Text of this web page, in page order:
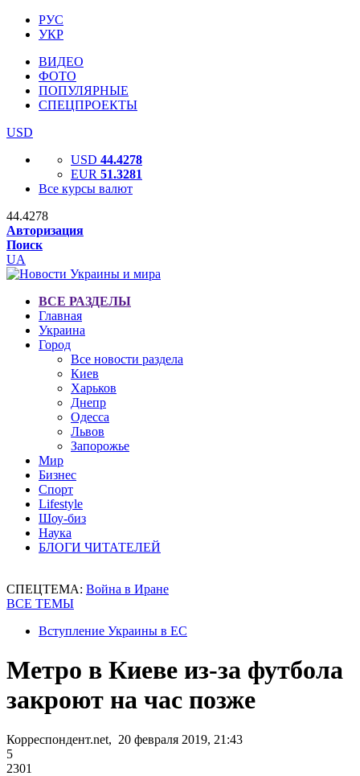
РУС
УКР
ВИДЕО
ФОТО
ПОПУЛЯРНЫЕ
СПЕЦПРОЕКТЫ
USD
USD 44.4278
EUR 51.3281
Все курсы валют
44.4278
Авторизация
Поиск
UA
ВСЕ РАЗДЕЛЫ
Главная
Украина
Город
Все новости раздела
Киев
Харьков
Днепр
Одесса
Львов
Запорожье
Мир
Бизнес
Спорт
Lifestyle
Шоу-биз
Наука
БЛОГИ ЧИТАТЕЛЕЙ
СПЕЦТЕМА: Война в Иране
ВСЕ ТЕМЫ
Вступление Украины в ЕС
Метро в Киеве из-за футбола
закроют на час позже
Корреспондент.net, 20 февраля 2019, 21:43
5
2301